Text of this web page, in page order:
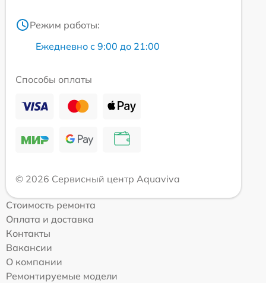
Режим работы:
Ежедневно с 9:00 до 21:00
Способы оплаты
© 2026 Сервисный центр Aquaviva
Стоимость ремонта
Оплата и доставка
Контакты
Вакансии
О компании
Ремонтируемые модели